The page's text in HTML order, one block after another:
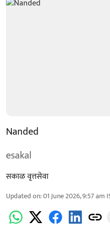
Nanded
esakal
सकाळ वृत्तसेवा
Updated on:01 June 2026, 9:57 am